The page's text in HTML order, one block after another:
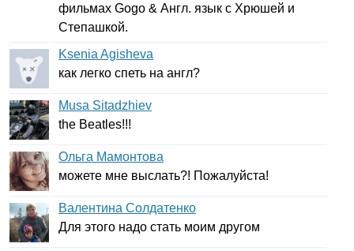
фильмах Gogo & Англ. язык с Хрюшей и
Степашкой.
Ksenia Agisheva
как легко спеть на англ?
Musa Sitadzhiev
the Beatles!!!
Ольга Мамонтова
можете мне выслать?! Пожалуйста!
Валентина Солдатенко
Для этого надо стать моим другом